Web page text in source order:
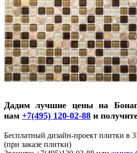
Дадим лучшие цены на
нам +7(495) 120-02-88 и
Бесплатный дизайн-проект плитки в
(при заказе плитки)